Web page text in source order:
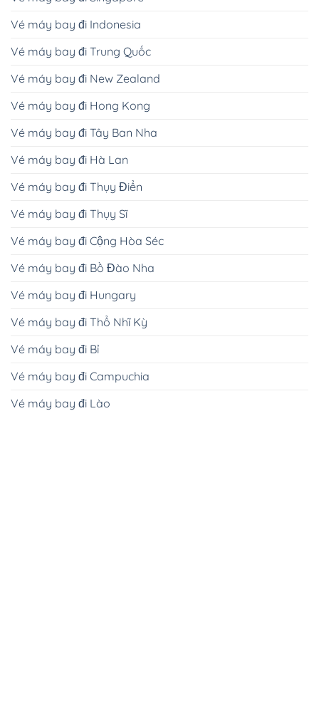
Vé máy bay đi Indonesia
Vé máy bay đi Trung Quốc
Vé máy bay đi New Zealand
Vé máy bay đi Hong Kong
Vé máy bay đi Tây Ban Nha
Vé máy bay đi Hà Lan
Vé máy bay đi Thụy Điển
Vé máy bay đi Thụy Sĩ
Vé máy bay đi Cộng Hòa Séc
Vé máy bay đi Bồ Đào Nha
Vé máy bay đi Hungary
Vé máy bay đi Thổ Nhĩ Kỳ
Vé máy bay đi Bỉ
Vé máy bay đi Campuchia
Vé máy bay đi Lào